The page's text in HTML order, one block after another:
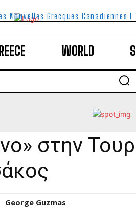
Nouvelles Grecques Canadiennes I
WORLD
στην
George Guzmas